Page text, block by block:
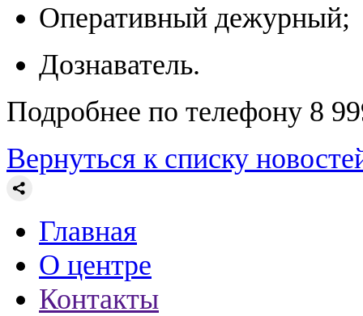
Оперативный дежурный;
Дознаватель.
Подробнее по телефону 8
Вернуться к списку
Главная
О центре
Контакты